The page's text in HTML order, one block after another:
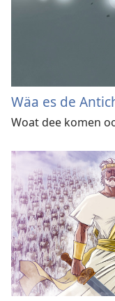
Wäa es de
Woat dee komen